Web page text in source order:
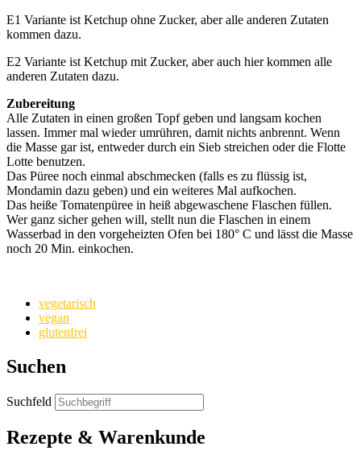
E1 Variante ist Ketchup ohne Zucker, aber alle anderen Zutaten
kommen dazu.
E2 Variante ist Ketchup mit Zucker, aber auch hier kommen alle
anderen Zutaten dazu.
Zubereitung
Alle Zutaten in einen großen Topf geben und langsam kochen
lassen. Immer mal wieder umrühren, damit nichts anbrennt. Wenn
die Masse gar ist, entweder durch ein Sieb streichen oder die Flotte
Lotte benutzen.
Das Püree noch einmal abschmecken (falls es zu flüssig ist,
Mondamin dazu geben) und ein weiteres Mal aufkochen.
Das heiße Tomatenpüree in heiß abgewaschene Flaschen füllen.
Wer ganz sicher gehen will, stellt nun die Flaschen in einem
Wasserbad in den vorgeheizten Ofen bei 180° C und lässt die Masse
noch 20 Min. einkochen.
vegetarisch
vegan
glutenfrei
Suchen
Suchfeld
Rezepte & Warenkunde